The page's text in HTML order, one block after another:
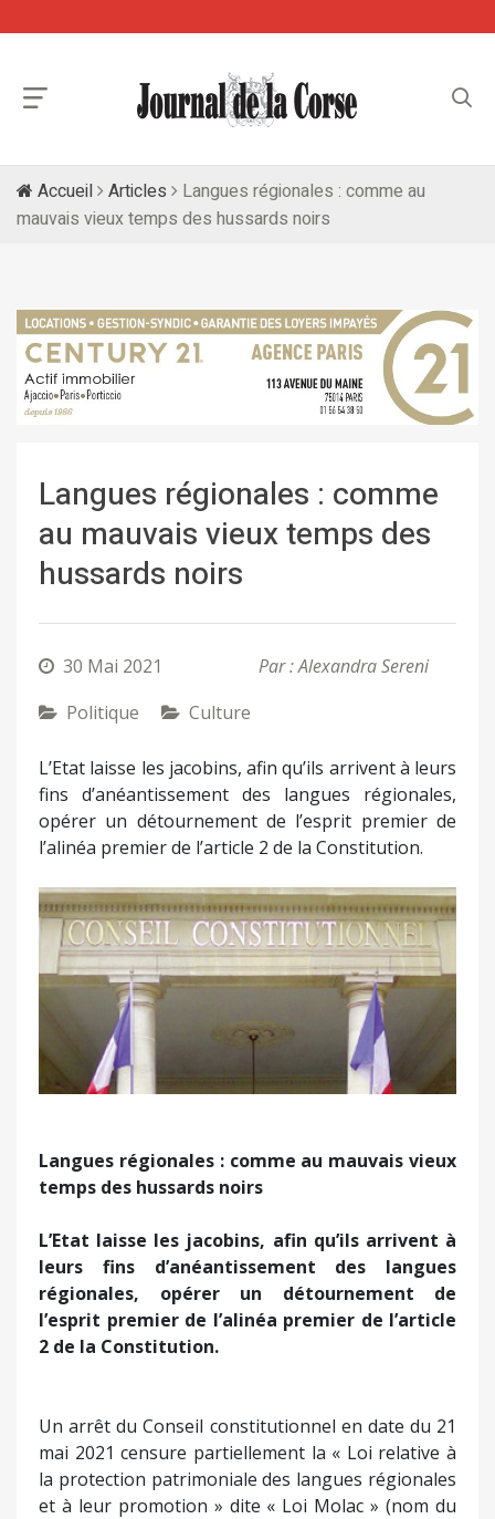
Accueil Articles
Langues régionales : comme au
mauvais vieux temps des hussards noirs
Langues régionales : comme
au mauvais vieux temps des
hussards noirs
30 Mai 2021
Par : Alexandra Sereni
Politique
Culture
L’Etat laisse les jacobins, afin qu’ils arrivent à leurs
fins d’anéantissement des langues régionales,
opérer un détournement de l’esprit premier de
l’alinéa premier de l’article 2 de la Constitution.
Langues régionales : comme au mauvais vieux
temps des hussards noirs
L’Etat laisse les jacobins, afin qu’ils arrivent à
leurs fins d’anéantissement des langues
régionales, opérer un détournement de
l’esprit premier de l’alinéa premier de l’article
2 de la Constitution.
Un arrêt du Conseil constitutionnel en date du 21
mai 2021 censure partiellement la « Loi relative à
la protection patrimoniale des langues régionales
et à leur promotion » dite « Loi Molac » (nom du